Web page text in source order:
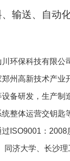
输送、自动
保科技有限公
州高新技术产业
备研发，生产制
整体运营交钥匙
ISO9001：2008
同济大学、长沙